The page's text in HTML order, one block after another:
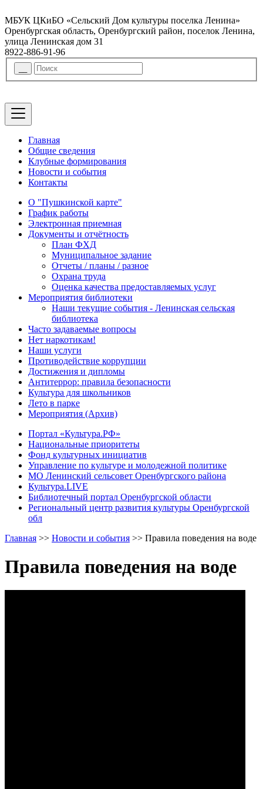
МБУК ЦКиБО «Сельский Дом культуры поселка Ленина»
Оренбургская область, Оренбургский район, поселок Ленина,
улица Ленинская дом 31
8922-886-91-96
Главная
Общие сведения
Клубные формирования
Новости и события
Контакты
О "Пушкинской карте"
График работы
Электронная приемная
Документы и отчётность
План ФХД
Муниципальное задание
Отчеты / планы / разное
Охрана труда
Оценка качества предоставляемых услуг
Мероприятия библиотеки
Наши текущие события - Ленинская сельская
библиотека
Часто задаваемые вопросы
Нет наркотикам!
Наши услуги
Противодействие коррупции
Достижения и дипломы
Антитеррор: правила безопасности
Культура для школьников
Лето в парке
Мероприятия (Архив)
Портал «Культура.РФ»
Национальные приоритеты
Фонд культурных инициатив
Управление по культуре и молодежной политике
МО Ленинский сельсовет Оренбургского района
Культура.LIVE
Библиотечный портал Оренбургской области
Региональный центр развития культуры Оренбургской
обл
Главная >> Новости и события >> Правила поведения на воде
Правила поведения на воде